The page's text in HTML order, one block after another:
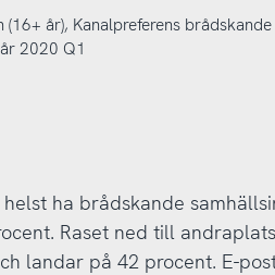
(16+ år), Kanalpreferens
2020 Q1
ha brådskande
Raset ned till
landar på 42 procent. E-